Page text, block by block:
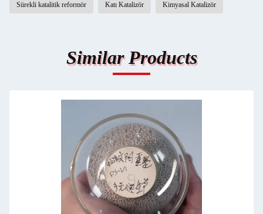
Sürekli katalitik reformör Katı Katalizör Kimyasal Katalizör
Similar Products